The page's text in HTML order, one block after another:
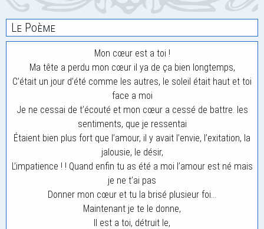
Le Poème
Mon cœur est a toi !
Ma tête a perdu mon cœur il ya de ça bien longtemps,
C’était un jour d’été comme les autres, le soleil était haut et toi
face a moi
Je ne cessai de t’écouté et mon cœur a cessé de battre. les
sentiments, que je ressentai
Étaient bien plus fort que l’amour, il y avait l’envie, l’exitation, la
jalousie, le désir,
L’impatience ! ! Quand enfin tu as été a moi l’amour est né mais
je ne t’ai pas
Donner mon cœur et tu la brisé plusieur foi…
Maintenant je te le donne,
Il est a toi, détruit le,